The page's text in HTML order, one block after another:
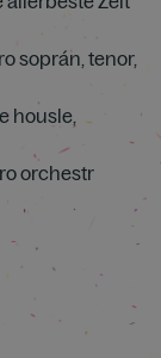
soprán, tenor,
housle,
orchestr